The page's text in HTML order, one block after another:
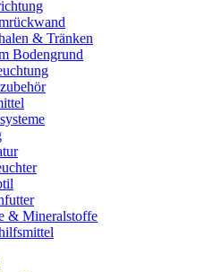
& Tränken
Bodengrund
& Mineralstoffe